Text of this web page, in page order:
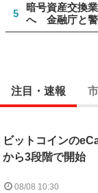
5
暗号資産交換
へ 金融庁と
注目・速報
ビットコインの
から3段階で開始
08/08 10:30